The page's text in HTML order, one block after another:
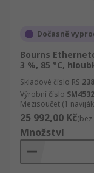
Dočasně
Bourns
3 %, 85 °C,
Skladové číslo RS
Výrobní číslo
Mezisoučet (1
25 992,00 Kč(bez
Množství